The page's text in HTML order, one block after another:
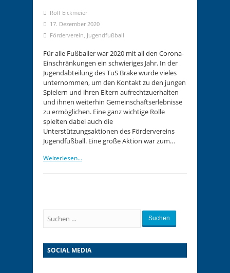
Rolf Eickmeier
17. Dezember 2020
Förderverein, Jugendfußball
Für alle Fußballer war 2020 mit all den Corona-
Einschränkungen ein schwieriges Jahr. In der
Jugendabteilung des TuS Brake wurde vieles
unternommen, um den Kontakt zu den jungen
Spielern und ihren Eltern aufrechtzuerhalten
und ihnen weiterhin Gemeinschaftserlebnisse
zu ermöglichen. Eine ganz wichtige Rolle
spielten dabei auch die
Unterstützungsaktionen des Fördervereins
Jugendfußball. Eine große Aktion war zum…
Weiterlesen...
Suchen
SOCIAL MEDIA